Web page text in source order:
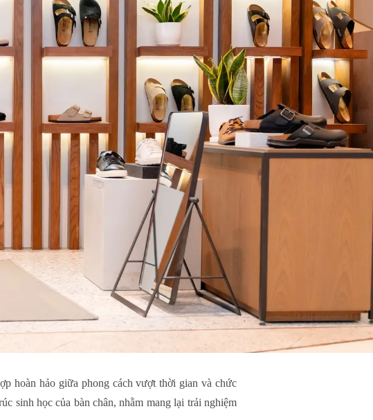
hoàn hảo giữa phong cách vượt thời gian và chức
sinh học của bàn chân, nhằm mang lại trải nghiệm